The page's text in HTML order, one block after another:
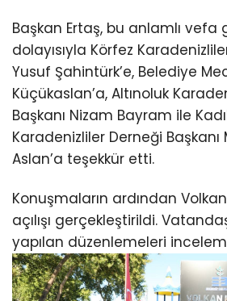
Başkan Ertaş, bu anlamlı vefa
dolayısıyla Körfez
Yusuf Şahintürk’e, Belediye
Küçükaslan’a, Altınoluk
Başkanı Nizam Bayram ile
Karadenizliler Derneği Başkanı
Aslan’a teşekkür etti.
Konuşmaların ardından Volkan
açılışı gerçekleştirildi.
yapılan düzenlemeleri